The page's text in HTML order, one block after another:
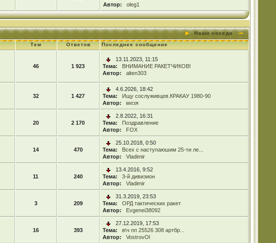
Автор:
oleg1
Наши соседи
Тем Ответов Последнее сообщение
46 1 923
13.11.2023, 11:15
Тема:
ВНИМАНИЕ РАКЕТЧИКОВ!
Автор:
alten303
32 1 427
4.6.2026, 18:42
Тема:
Ищу сослуживцев.КРАКАУ 1980-90
Автор:
мезя
20 2 170
2.8.2022, 16:31
Тема:
Поздравление
Автор:
FOX
14 470
25.10.2018, 0:50
Тема:
Всех с наступаюшим 25-ти ле...
Автор:
Vladimir
11 240
13.4.2016, 9:52
Тема:
3-й дивизион
Автор:
Vladimir
3 209
31.3.2019, 23:53
Тема:
ОРД тактических ракет
Автор:
Evgenei38092
16 393
27.12.2019, 17:53
Тема:
в\ч пп 25526 308 артбр...
Автор:
VostrovOl